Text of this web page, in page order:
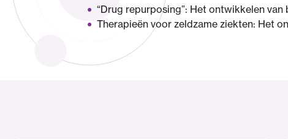
“Drug repurposing”: Het ontwikkelen
Therapieën voor zeldzame ziekten: Het